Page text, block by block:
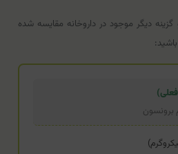
دیگر موجود در داروخانه مقایسه شده